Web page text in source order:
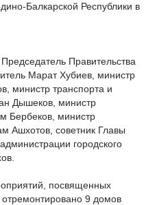
Балкарской Республики в
Правительства
Марат Хубиев, министр
министр транспорта и
Дышеков, министр
Бербеков, министр
Ашхотов, советник Главы
городского
посвященных
9 домов